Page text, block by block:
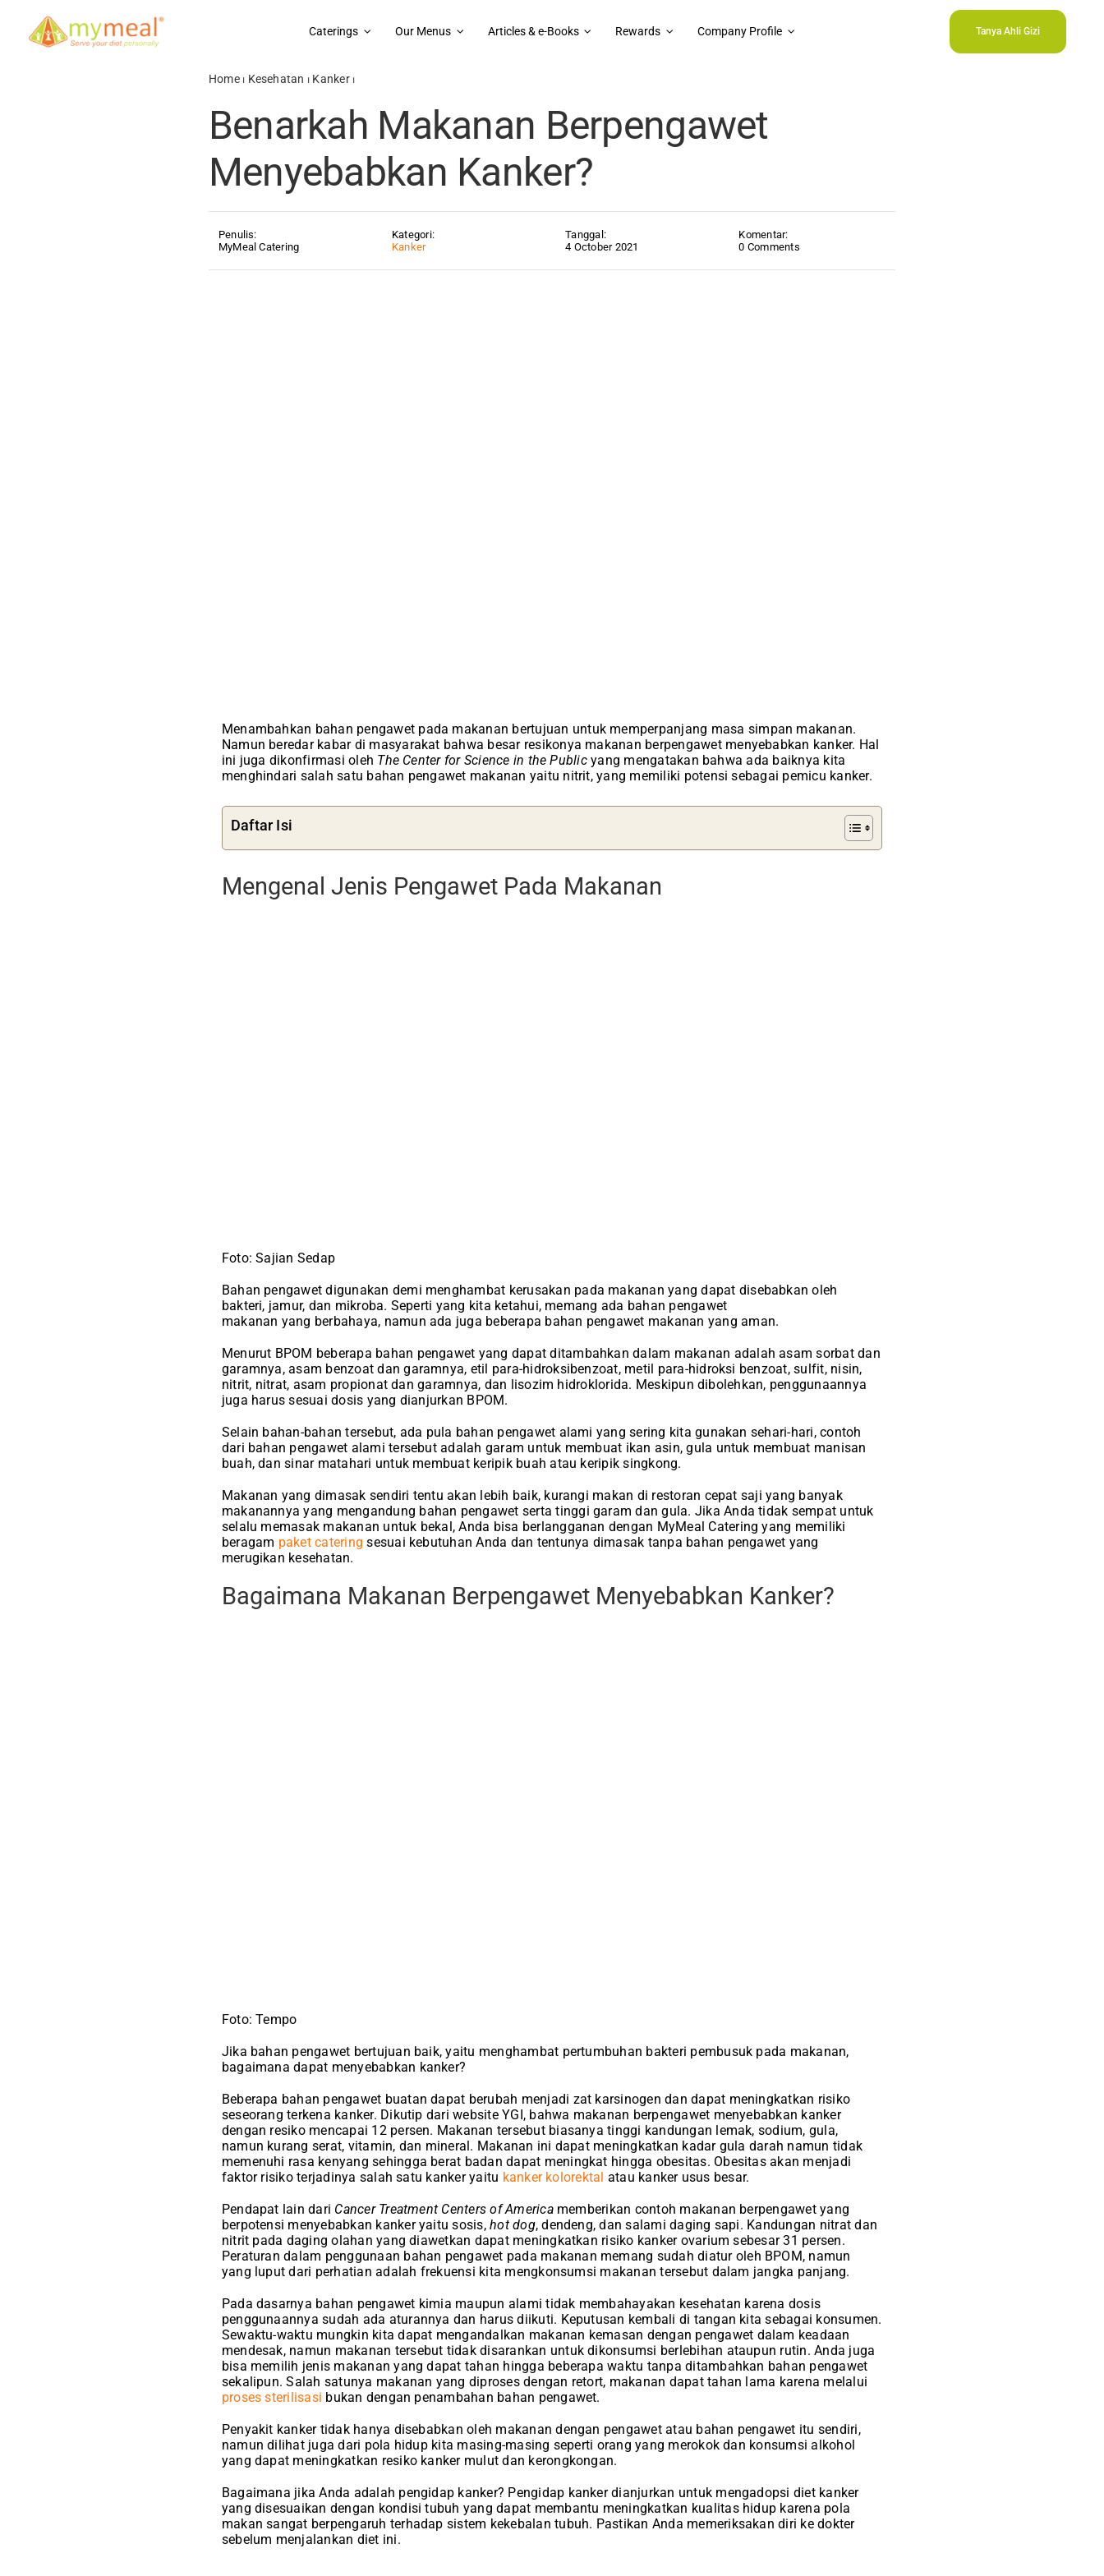
content
Caterings Our Menus Articles & e-Books Rewards Company Profile Tanya Ahli Gizi
Home⏐ Kesehatan ⏐ Kanker⏐
Benarkah Makanan Berpengawet
Menyebabkan Kanker?
Penulis:
MyMeal Catering
Kategori:
Kanker
Tanggal:
4 October 2021
Komentar:
0 Comments
Menambahkan bahan pengawet pada makanan bertujuan untuk memperpanjang masa simpan makanan.
Namun beredar kabar di masyarakat bahwa besar resikonya makanan berpengawet menyebabkan kanker. Hal
ini juga dikonfirmasi oleh The Center for Science in the Publicyang mengatakan bahwa ada baiknya kita
menghindari salah satu bahan pengawet makanan yaitu nitrit, yang memiliki potensi sebagai pemicu kanker.
Daftar Isi
Mengenal Jenis Pengawet Pada Makanan
Foto: Sajian Sedap
Bahan pengawet digunakan demi menghambat kerusakan pada makanan yang dapat disebabkan oleh
bakteri, jamur, dan mikroba. Seperti yang kita ketahui, memang ada bahan pengawet
makanan yang berbahaya, namun ada juga beberapa bahan pengawet makanan yang aman.
Menurut BPOM beberapa bahan pengawet yang dapat ditambahkan dalam makanan adalah asam sorbat dan
garamnya, asam benzoat dan garamnya, etil para-hidroksibenzoat, metil para-hidroksi benzoat, sulfit, nisin,
nitrit, nitrat, asam propionat dan garamnya, dan lisozim hidroklorida. Meskipun dibolehkan, penggunaannya
juga harus sesuai dosis yang dianjurkan BPOM.
Selain bahan-bahan tersebut, ada pula bahan pengawet alami yang sering kita gunakan sehari-hari, contoh
dari bahan pengawet alami tersebut adalah garam untuk membuat ikan asin, gula untuk membuat manisan
buah, dan sinar matahari untuk membuat keripik buah atau keripik singkong.
Makanan yang dimasak sendiri tentu akan lebih baik, kurangi makan di restoran cepat saji yang banyak
makanannya yang mengandung bahan pengawet serta tinggi garam dan gula. Jika Anda tidak sempat untuk
selalu memasak makanan untuk bekal, Anda bisa berlangganan dengan MyMeal Catering yang memiliki
beragam paket catering sesuai kebutuhan Anda dan tentunya dimasak tanpa bahan pengawet yang
merugikan kesehatan.
Bagaimana Makanan Berpengawet Menyebabkan Kanker?
Foto: Tempo
Jika bahan pengawet bertujuan baik, yaitu menghambat pertumbuhan bakteri pembusuk pada makanan,
bagaimana dapat menyebabkan kanker?
Beberapa bahan pengawet buatan dapat berubah menjadi zat karsinogen dan dapat meningkatkan risiko
seseorang terkena kanker. Dikutip dari website YGI, bahwa makanan berpengawet menyebabkan kanker
dengan resiko mencapai 12 persen. Makanan tersebut biasanya tinggi kandungan lemak, sodium, gula,
namun kurang serat, vitamin, dan mineral. Makanan ini dapat meningkatkan kadar gula darah namun tidak
memenuhi rasa kenyang sehingga berat badan dapat meningkat hingga obesitas. Obesitas akan menjadi
faktor risiko terjadinya salah satu kanker yaitu kanker kolorektal atau kanker usus besar.
Pendapat lain dari Cancer Treatment Centers of Americamemberikan contoh makanan berpengawet yang
berpotensi menyebabkan kanker yaitu sosis,hot dog, dendeng, dan salami daging sapi. Kandungan nitrat dan
nitrit pada daging olahan yang diawetkan dapat meningkatkan risiko kanker ovarium sebesar 31 persen.
Peraturan dalam penggunaan bahan pengawet pada makanan memang sudah diatur oleh BPOM, namun
yang luput dari perhatian adalah frekuensi kita mengkonsumsi makanan tersebut dalam jangka panjang.
Pada dasarnya bahan pengawet kimia maupun alami tidak membahayakan kesehatan karena dosis
penggunaannya sudah ada aturannya dan harus diikuti. Keputusan kembali di tangan kita sebagai konsumen.
Sewaktu-waktu mungkin kita dapat mengandalkan makanan kemasan dengan pengawet dalam keadaan
mendesak, namun makanan tersebut tidak disarankan untuk dikonsumsi berlebihan ataupun rutin. Anda juga
bisa memilih jenis makanan yang dapat tahan hingga beberapa waktu tanpa ditambahkan bahan pengawet
sekalipun. Salah satunya makanan yang diproses dengan retort, makanan dapat tahan lama karena melalui
proses sterilisasi bukan dengan penambahan bahan pengawet.
Penyakit kanker tidak hanya disebabkan oleh makanan dengan pengawet atau bahan pengawet itu sendiri,
namun dilihat juga dari pola hidup kita masing-masing seperti orang yang merokok dan konsumsi alkohol
yang dapat meningkatkan resiko kanker mulut dan kerongkongan.
Bagaimana jika Anda adalah pengidap kanker? Pengidap kanker dianjurkan untuk mengadopsi diet kanker
yang disesuaikan dengan kondisi tubuh yang dapat membantu meningkatkan kualitas hidup karena pola
makan sangat berpengaruh terhadap sistem kekebalan tubuh. Pastikan Anda memeriksakan diri ke dokter
sebelum menjalankan diet ini.